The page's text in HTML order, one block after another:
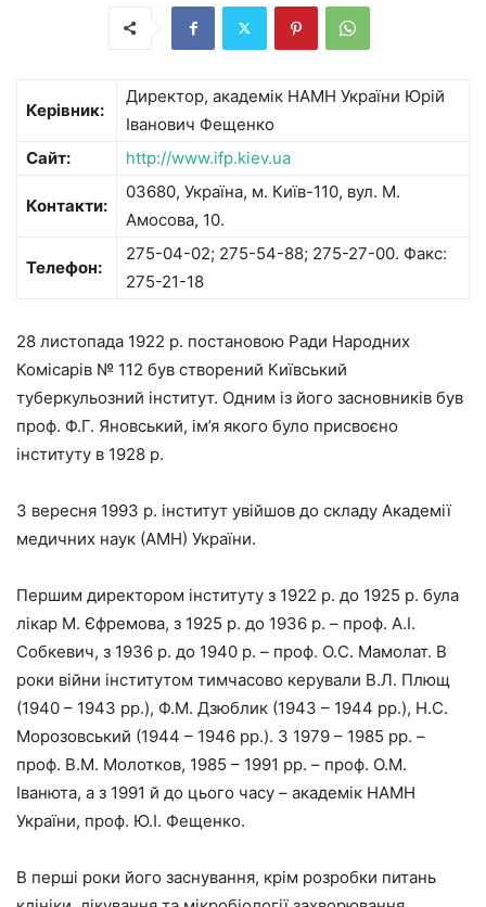
Керівник:
Директор, академік НАМН України Юрій
Іванович Фещенко
Сайт:
http://www.ifp.kiev.ua
Контакти:
03680, Україна, м. Київ-110, вул. М.
Амосова, 10.
Телефон:
275-04-02; 275-54-88; 275-27-00. Факс:
275-21-18
28 листопада 1922 р. постановою Ради Народних
Комісарів № 112 був створений Київський
туберкульозний інститут. Одним із його засновників був
проф. Ф.Г. Яновський, ім’я якого було присвоєно
інституту в 1928 р.
З вересня 1993 р. інститут увійшов до складу Академії
медичних наук (АМН) України.
Першим директором інституту з 1922 р. до 1925 р. була
лікар М. Єфремова, з 1925 р. до 1936 р. – проф. А.І.
Собкевич, з 1936 р. до 1940 р. – проф. О.С. Мамолат. В
роки війни інститутом тимчасово керували В.Л. Плющ
(1940 – 1943 рр.), Ф.М. Дзюблик (1943 – 1944 рр.), Н.С.
Морозовський (1944 – 1946 рр.). З 1979 – 1985 рр. –
проф. В.М. Молотков, 1985 – 1991 рр. – проф. О.М.
Іванюта, а з 1991 й до цього часу – академік НАМН
України, проф. Ю.І. Фещенко.
В перші роки його заснування, крім розробки питань